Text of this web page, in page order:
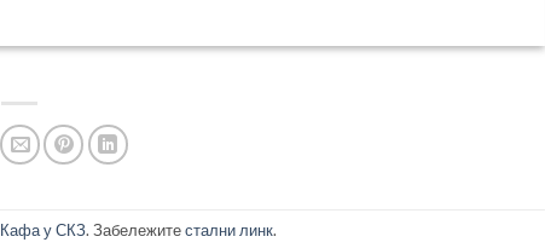
Кафа у СКЗ. Забележитестални линк.